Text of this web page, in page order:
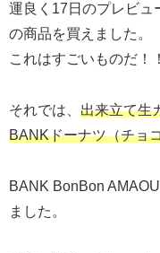
運良く17日のプレビュ
の商品を買えました。
これはすごいものだ！
それでは、 出来立て生
BANKドーナツ（チョ
BANK BonBon
ました。